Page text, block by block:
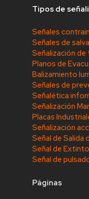
Tipos de
Señales
Señales de
Señalización de
Planos de
Balizamiento
Señales de
Señalética
Señalización
Placas
Señalización
Señal de Salida
Señal de
Señal de
Páginas